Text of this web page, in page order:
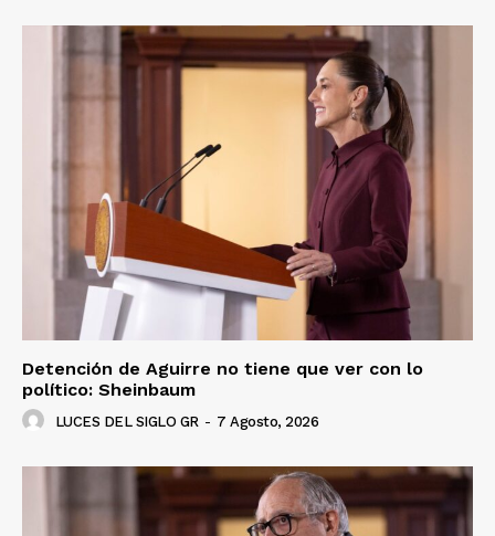
Detención de Aguirre no tiene que ver con lo
político: Sheinbaum
LUCES DEL SIGLO GR - 7 Agosto, 2026